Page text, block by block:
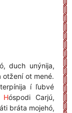
duch unýnija,
otžení ot mené.
í ľubvé
Hóspodi Carjú,
bráta mojehó,